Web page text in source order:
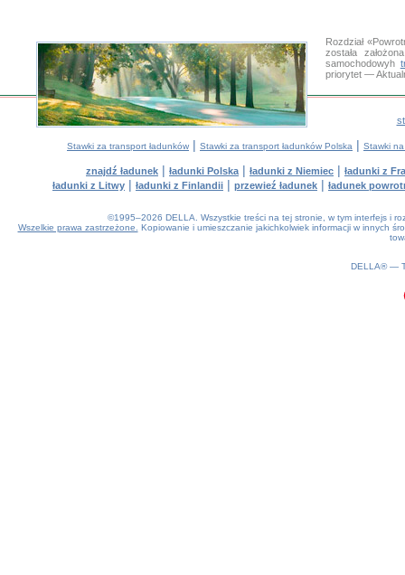
Rozdział
została
samochodowyh
priorytet —
Stawki za transport ładunków | Stawki za transport ładunków Polska | Stawki
znajdź ładunek | ładunki Polska | ładunki z Niemiec | ładunki z
ładunki z Litwy | ładunki z Finlandii | przewieź ładunek | ładunek
©1995–2026 DELLA. Wszystkie treści na tej stronie, w tym interfejs i
Wszelkie prawa zastrzeżone.
Kopiowanie i umieszczanie jakichkolwiek informacji w innych
DELLA® —